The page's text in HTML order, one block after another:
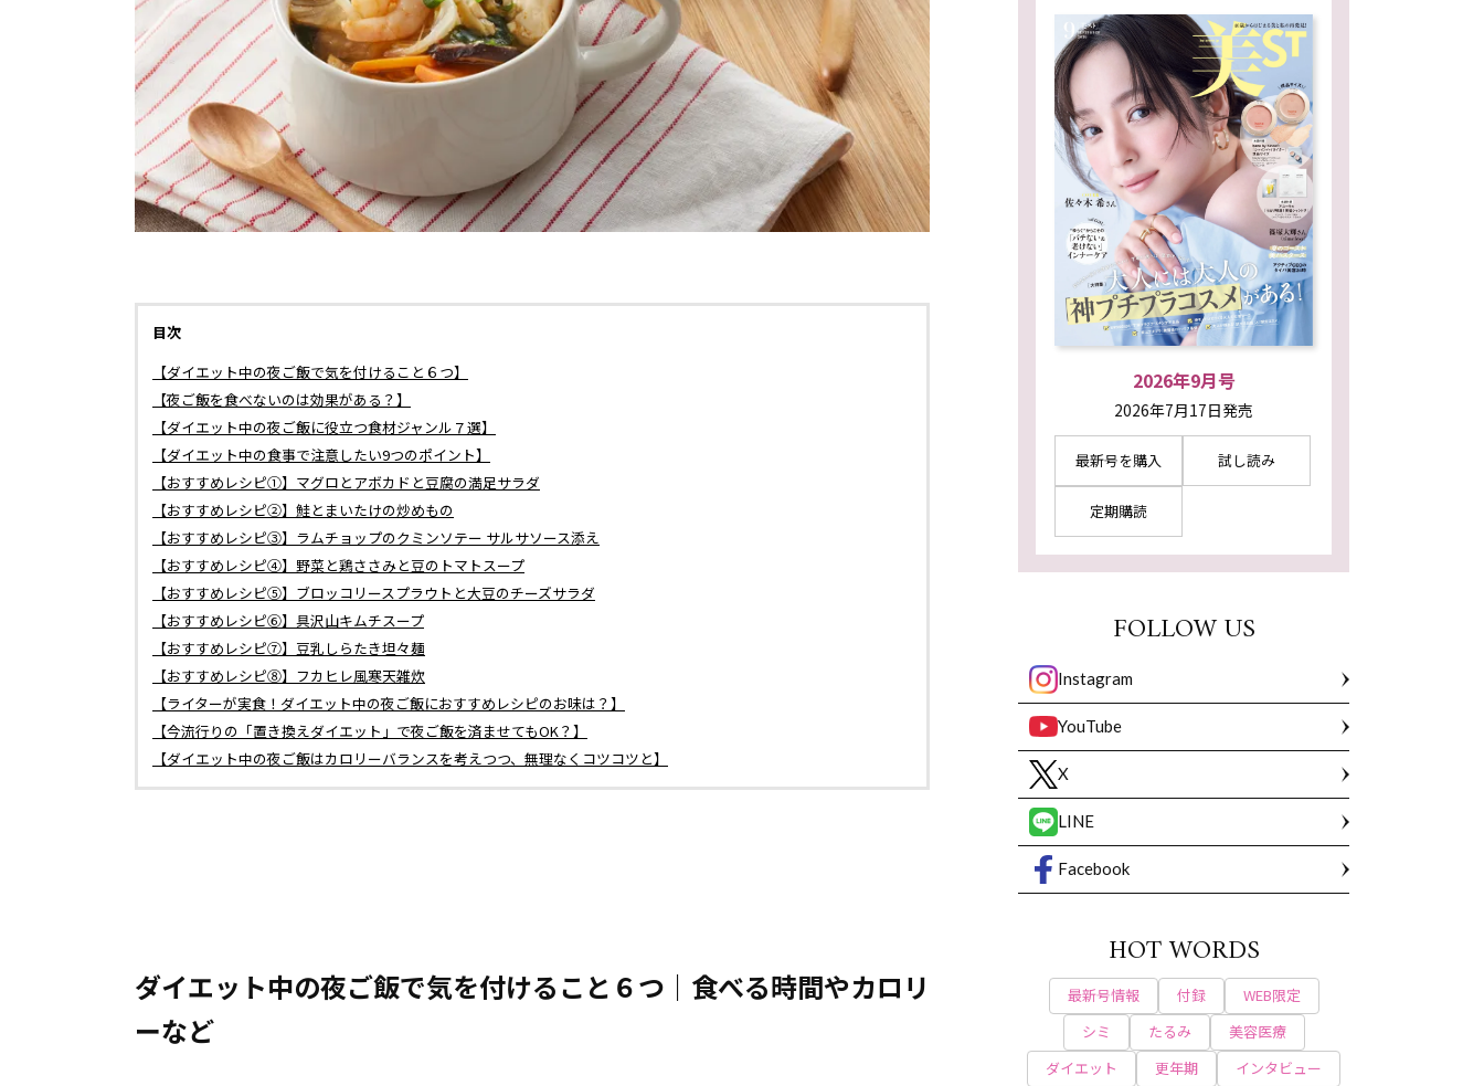
目次
【ダイエット中の夜ご飯で気を付けること６つ】
【夜ご飯を食べないのは効果がある？】
【ダイエット中の夜ご飯に役立つ食材ジャンル７選】
【ダイエット中の食事で注意したい9つのポイント】
【おすすめレシピ①】マグロとアボカドと豆腐の満足サラダ
【おすすめレシピ②】鮭とまいたけの炒めもの
【おすすめレシピ③】ラムチョップのクミンソテー サルサソース添え
【おすすめレシピ④】野菜と鶏ささみと豆のトマトスープ
【おすすめレシピ⑤】ブロッコリースプラウトと大豆のチーズサラダ
【おすすめレシピ⑥】具沢山キムチスープ
【おすすめレシピ⑦】豆乳しらたき坦々麺
【おすすめレシピ⑧】フカヒレ風寒天雑炊
【ライターが実食！ダイエット中の夜ご飯におすすめレシピのお味は？】
【今流行りの「置き換えダイエット」で夜ご飯を済ませてもOK？】
【ダイエット中の夜ご飯はカロリーバランスを考えつつ、無理なくコツコツと】
ダイエット中の夜ご飯で気を付けること６つ｜食べる時間やカロリ
ーなど
2026年9月号
2026年7月17日発売
最新号を購入 試し読み
定期購読
FOLLOW US
Instagram
YouTube
X
LINE
Facebook
HOT WORDS
最新号情報 付録
WEB限定
シミ
たるみ
美容医療
ダイエット
更年期
インタビュー